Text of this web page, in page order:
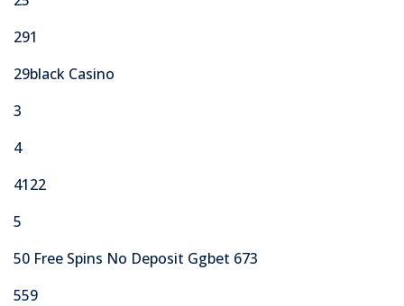
291
29black Casino
3
4
4122
5
50 Free Spins No Deposit Ggbet 673
559